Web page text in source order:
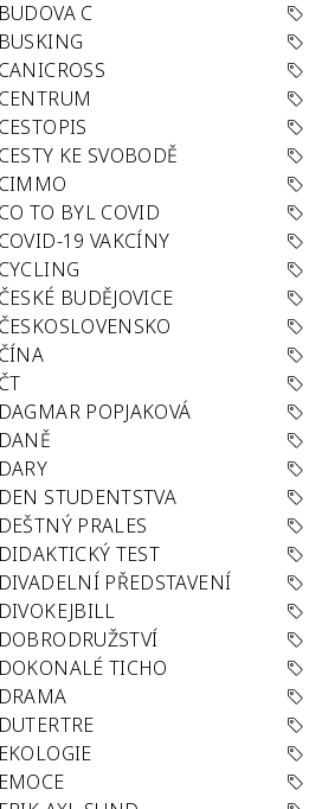
BUDOVA C
BUSKING
CANICROSS
CENTRUM
CESTOPIS
CESTY KE SVOBODĚ
CIMMO
CO TO BYL COVID
COVID-19 VAKCÍNY
CYCLING
ČESKÉ BUDĚJOVICE
ČESKOSLOVENSKO
ČÍNA
ČT
DAGMAR POPJAKOVÁ
DANĚ
DARY
DEN STUDENTSTVA
DEŠTNÝ PRALES
DIDAKTICKÝ TEST
DIVADELNÍ PŘEDSTAVENÍ
DIVOKEJBILL
DOBRODRUŽSTVÍ
DOKONALÉ TICHO
DRAMA
DUTERTRE
EKOLOGIE
EMOCE